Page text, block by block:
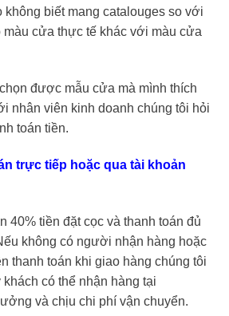
không biết mang catalouges so với
màu cửa thực tế khác với màu cửa
được mẫu cửa mà mình thích
nhân viên kinh doanh chúng tôi hỏi
toán tiền.
trực tiếp hoặc qua tài khoản
40% tiền đặt cọc và thanh toán đủ
không có người nhận hàng hoặc
thanh toán khi giao hàng chúng tôi
có thể nhận hàng tại
và chịu chi phí vận chuyển.